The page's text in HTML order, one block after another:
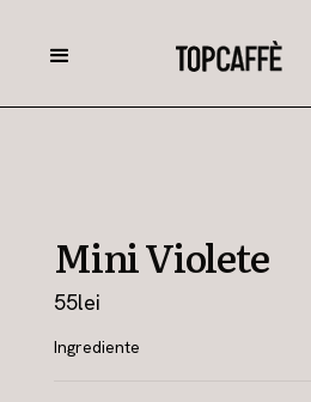
Mini Violete
55lei
Ingrediente